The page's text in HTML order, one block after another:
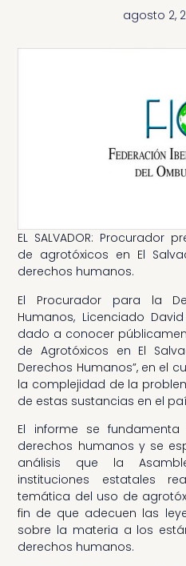
agosto 2,
EL SALVADOR: Procurador
de agrotóxicos en El
derechos humanos.
El Procurador para la
Humanos, Licenciado
dado a conocer
de Agrotóxicos en El
Derechos Humanos”, en el
la complejidad de la
de estas sustancias en el
El informe se
derechos humanos y se
análisis que la
instituciones estatales
temática del uso de
fin de que adecuen las
sobre la materia a los
derechos humanos.